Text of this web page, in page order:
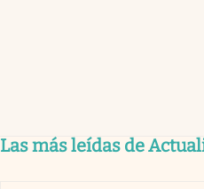
Las más leídas de